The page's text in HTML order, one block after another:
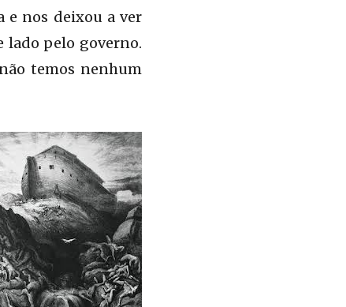
e nos deixou a ver
lado pelo governo.
temos nenhum